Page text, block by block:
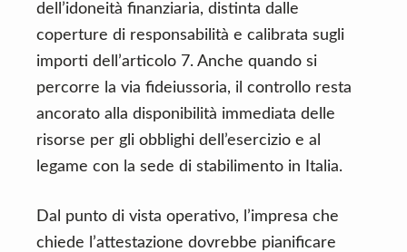
dell’idoneità finanziaria, distinta dalle
coperture di responsabilità e calibrata sugli
importi dell’articolo 7. Anche quando si
percorre la via fideiussoria, il controllo resta
ancorato alla disponibilità immediata delle
risorse per gli obblighi dell’esercizio e al
legame con la sede di stabilimento in Italia.
Dal punto di vista operativo, l’impresa che
chiede l’attestazione dovrebbe pianificare